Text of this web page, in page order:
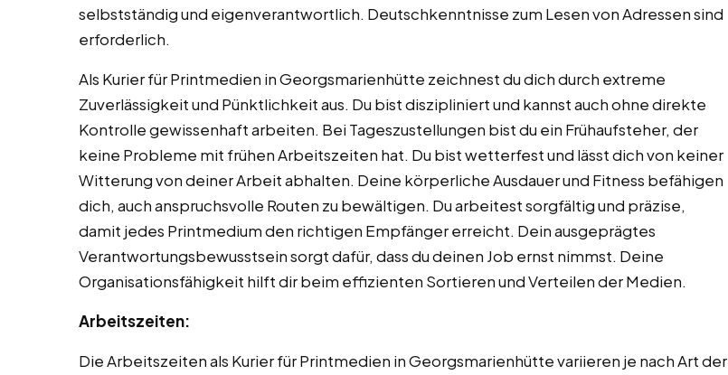
selbstständig und eigenverantwortlich. Deutschkenntnisse zum Lesen von Adressen sind
erforderlich.
Als Kurier für Printmedien in Georgsmarienhütte zeichnest du dich durch extreme
Zuverlässigkeit und Pünktlichkeit aus. Du bist diszipliniert und kannst auch ohne direkte
Kontrolle gewissenhaft arbeiten. Bei Tageszustellungen bist du ein Frühaufsteher, der
keine Probleme mit frühen Arbeitszeiten hat. Du bist wetterfest und lässt dich von keiner
Witterung von deiner Arbeit abhalten. Deine körperliche Ausdauer und Fitness befähigen
dich, auch anspruchsvolle Routen zu bewältigen. Du arbeitest sorgfältig und präzise,
damit jedes Printmedium den richtigen Empfänger erreicht. Dein ausgeprägtes
Verantwortungsbewusstsein sorgt dafür, dass du deinen Job ernst nimmst. Deine
Organisationsfähigkeit hilft dir beim effizienten Sortieren und Verteilen der Medien.
Arbeitszeiten:
Die Arbeitszeiten als Kurier für Printmedien in Georgsmarienhütte variieren je nach Art der